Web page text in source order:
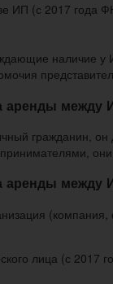
ИП (с 2017
наличие
аренды между
гражданин,
аренды
лица (с